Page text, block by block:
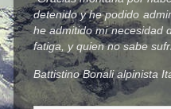
detenido y he podido
he admitido mi necesidad
fatiga, y quien no sabe
Battistino Bonali alpinista